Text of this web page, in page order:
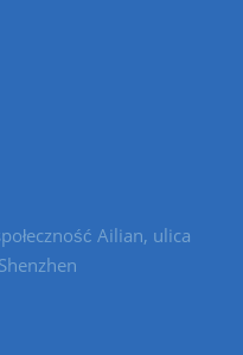
Ailian, ulica